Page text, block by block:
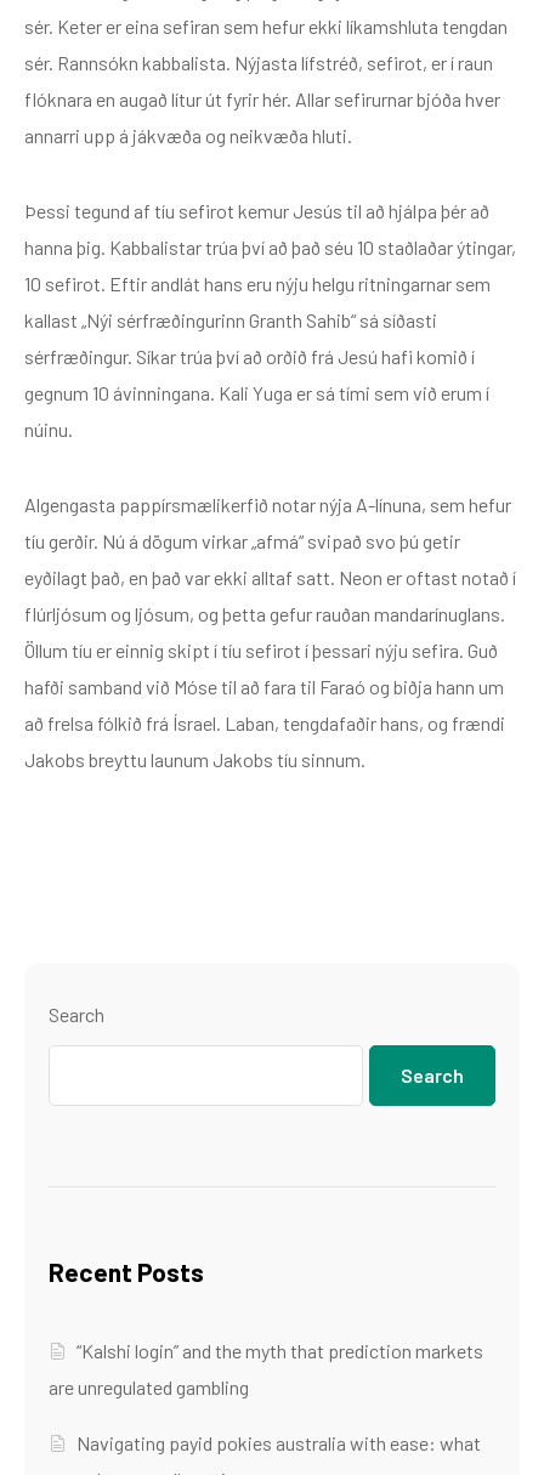
sér. Keter er eina sefiran sem hefur ekki líkamshluta tengdan
sér. Rannsókn kabbalista. Nýjasta lífstréð, sefirot, er í raun
flóknara en augað lítur út fyrir hér. Allar sefirurnar bjóða hver
annarri upp á jákvæða og neikvæða hluti.
Þessi tegund af tíu sefirot kemur Jesús til að hjálpa þér að
hanna þig. Kabbalistar trúa því að það séu 10 staðlaðar ýtingar,
10 sefirot. Eftir andlát hans eru nýju helgu ritningarnar sem
kallast „Nýi sérfræðingurinn Granth Sahib“ sá síðasti
sérfræðingur. Síkar trúa því að orðið frá Jesú hafi komið í
gegnum 10 ávinningana. Kali Yuga er sá tími sem við erum í
núinu.
Algengasta pappírsmælikerfið notar nýja A-línuna, sem hefur
tíu gerðir. Nú á dögum virkar „afmá“ svipað svo þú getir
eyðilagt það, en það var ekki alltaf satt. Neon er oftast notað í
flúrljósum og ljósum, og þetta gefur rauðan mandarínuglans.
Öllum tíu er einnig skipt í tíu sefirot í þessari nýju sefira. Guð
hafði samband við Móse til að fara til Faraó og biðja hann um
að frelsa fólkið frá Ísrael. Laban, tengdafaðir hans, og frændi
Jakobs breyttu launum Jakobs tíu sinnum.
Search
Search
Recent Posts
“Kalshi login” and the myth that prediction markets
are unregulated gambling
Navigating payid pokies australia with ease: what